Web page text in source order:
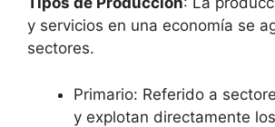
y servicios en una economía se
sectores.
Primario: Referido a
y explotan directamente